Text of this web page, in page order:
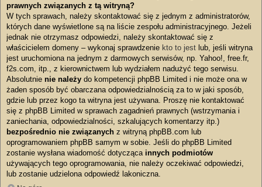
prawnych związanych z tą witryną?
W tych sprawach, należy skontaktować się z jednym z administratorów,
których dane wyświetlone są na liście zespołu administracyjnego. Jeżeli
jednak nie otrzymasz odpowiedzi, należy skontaktować się z
właścicielem domeny – wykonaj sprawdzenie kto to jest lub, jeśli witryna
jest uruchomiona na jednym z darmowych serwisów, np. Yahoo!, free.fr,
f2s.com, itp., z kierownictwem lub wydziałem nadużyć tego serwisu.
Absolutnie nie należy do kompetencji phpBB Limited i nie może ona w
żaden sposób być obarczana odpowiedzialnością za to w jaki sposób,
gdzie lub przez kogo ta witryna jest używana. Proszę nie kontaktować
się z phpBB Limited w sprawach zagadnień prawnych (wstrzymania i
zaniechania, odpowiedzialności, szkalujących komentarzy itp.)
bezpośrednio nie związanych z witryną phpBB.com lub
oprogramowaniem phpBB samym w sobie. Jeśli do phpBB Limited
zostanie wysłana wiadomość dotycząca innych podmiotów
używających tego oprogramowania, nie należy oczekiwać odpowiedzi,
lub zostanie udzielona odpowiedź lakoniczna.